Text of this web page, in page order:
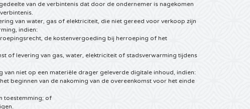
van de verbintenis dat door de ondernemer is nagekomen
van water, gas of elektriciteit, die niet gereed voor verkoop zijn
indien:
de kostenvergoeding bij herroeping of het
of levering van gas, water, elektriciteit of stadsverwarming tijdens
niet op een materiële drager geleverde digitale inhoud, indien:
beginnen van de nakoming van de overeenkomst voor het einde
toestemming; of